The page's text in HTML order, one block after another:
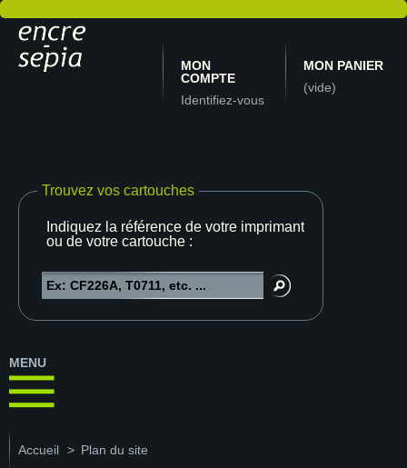
MON
COMPTE
Identifiez-vous
MON PANIER
(vide)
Trouvez vos cartouches
Indiquez la référence de votre imprimante
ou de votre cartouche :
MENU
Accueil > Plan du site